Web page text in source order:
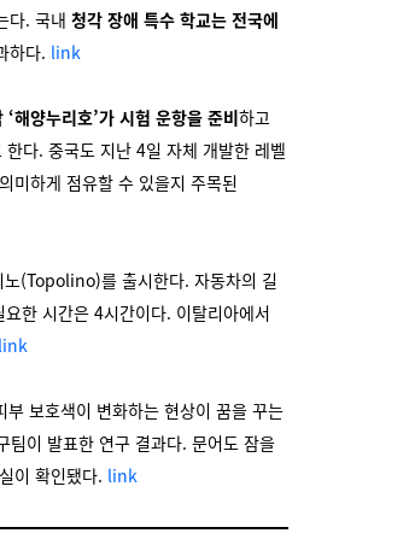
다. 국내 청각 장애 특수 학교는 전국에
하다. link
해양누리호’가 시험 운항을 준비하고
다. 중국도 지난 4일 자체 개발한 레벨
미하게 점유할 수 있을지 주목된
(Topolino)를 출시한다. 자동차의 길
한 시간은 4시간이다. 이탈리아에서
link
보호색이 변화하는 현상이 꿈을 꾸는
팀이 발표한 연구 결과다. 문어도 잠을
이 확인됐다. link